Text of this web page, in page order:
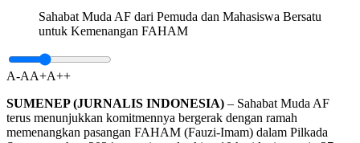
Sahabat Muda AF dari Pemuda dan Mahasiswa Bersatu
untuk Kemenangan FAHAM
A-AA+A++
SUMENEP (JURNALIS INDONESIA) – Sahabat Muda AF
terus menunjukkan komitmennya bergerak dengan ramah
memenangkan pasangan FAHAM (Fauzi-Imam) dalam Pilkada